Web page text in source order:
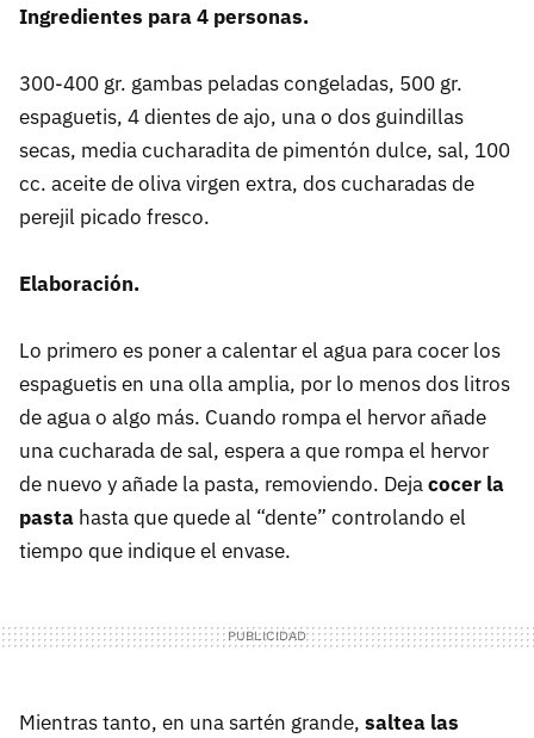
Ingredientes para 4 personas.
300-400 gr. gambas peladas congeladas, 500 gr.
espaguetis, 4 dientes de ajo, una o dos guindillas
secas, media cucharadita de pimentón dulce, sal, 100
cc. aceite de oliva virgen extra, dos cucharadas de
perejil picado fresco.
Elaboración.
Lo primero es poner a calentar el agua para cocer los
espaguetis en una olla amplia, por lo menos dos litros
de agua o algo más. Cuando rompa el hervor añade
una cucharada de sal, espera a que rompa el hervor
de nuevo y añade la pasta, removiendo. Dejacocer la
pasta hasta que quede al “dente” controlando el
tiempo que indique el envase.
Mientras tanto, en una sartén grande, saltea las